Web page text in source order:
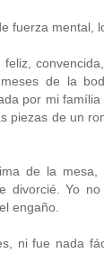
fuerza mental,
de la
por mi
piezas de un
de la
divorcié. Yo
engaño.
ni fue nada